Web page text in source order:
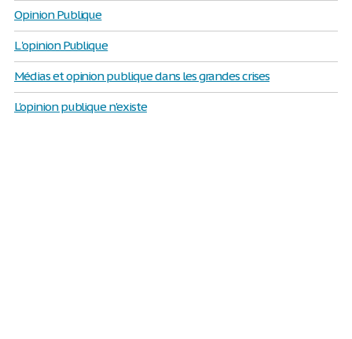
Opinion Publique
L 'opinion Publique
Médias et opinion publique dans les grandes crises
L'opinion publique n'existe